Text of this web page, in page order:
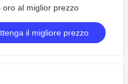
oro al miglior prezzo
il migliore prezzo